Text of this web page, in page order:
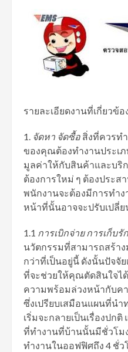
รายละเอียดงานที่เกี่ยวข้อ
จัดหา จัดซื้อ สิ่งที่ควรท
ของคุณต้องทำงานประเ
มูลค่าให้กับสินค้าและบริ
ต้องการใหม่ ๆ ต้องประส
พนักงานจะต้องมีการทำง
หน้าที่นั้นอาจจะปรับเปลี่ย
1.1 การเบิกจ่าย การเก็บรั
นวัตกรรมที่สามารถสร้า
กว่าที่เป็นอยู่นี้ ดังนั้นปัจจั
ที่จะช่วยให้คุณตัดสินใจได้
ความพร้อมล่วงหน้ากับค
ซึ่งเปรียบเสมือนแผนที่นำ
เริ่มจะกลายเป็นเรื่องปก
ที่ทำงานที่บ้านนั้นมีชั่วโม
ทำงานในออฟฟิศถึง 4 ชั่ว